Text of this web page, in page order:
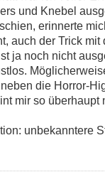
und Knebel
erinnerte
auch der Trick
ja noch nicht
die Horror-
mir so überhaupt
unbekanntere